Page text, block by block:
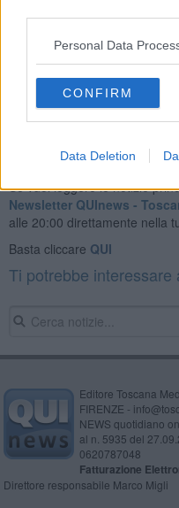
Personal Data
CONFIRM
Data Deletion
Se vuoi leggere le notizie
Newsletter QUInews -
alle 20:00 direttamente nella
Basta cliccare QUI
Ti potrebbe interessare
Editore Toscana
FIRENZE -
NEWS quotidiano
al n. 5935 del
0620787048
Fatturazione
Direttore responsabile Marco Migli